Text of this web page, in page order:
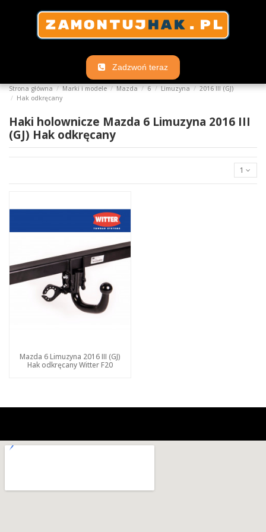
Zadzwoń teraz
Strona główna Marki i modele Mazda 6 Limuzyna
2016 III (GJ)
Hak odkręcany
Haki holownicze Mazda 6 Limuzyna 2016 III
(GJ) Hak odkręcany
1
Mazda 6 Limuzyna 2016 III (GJ)
Hak odkręcany Witter F20